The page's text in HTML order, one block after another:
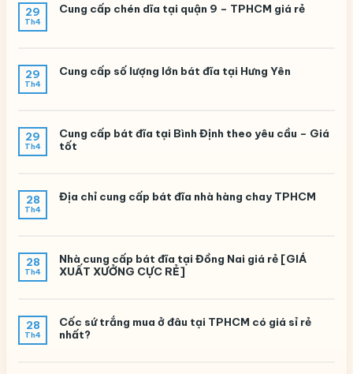
29
Th4
Cung cấp chén dĩa tại quận 9 – TPHCM giá rẻ
29
Th4
Cung cấp số lượng lớn bát đĩa tại Hưng Yên
29
Th4
Cung cấp bát đĩa tại Bình Định theo yêu cầu – Giá
tốt
28
Th4
Địa chỉ cung cấp bát đĩa nhà hàng chay TPHCM
28
Th4
Nhà cung cấp bát đĩa tại Đồng Nai giá rẻ [GIÁ
XUẤT XƯỞNG CỰC RẺ]
28
Th4
Cốc sứ trắng mua ở đâu tại TPHCM có giá sỉ rẻ
nhất?